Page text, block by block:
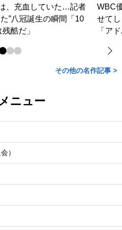
、充血していた…記者
”八冠誕生の瞬間「10
酷だ」
WBC
せて
「ア
その他の名作記事 >
ニュー
）